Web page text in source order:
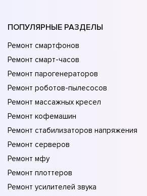
ПОПУЛЯРНЫЕ РАЗДЕЛЫ
Ремонт смартфонов
Ремонт смарт-часов
Ремонт парогенераторов
Ремонт роботов-пылесосов
Ремонт массажных кресел
Ремонт кофемашин
Ремонт стабилизаторов напряжения
Ремонт серверов
Ремонт мфу
Ремонт плоттеров
Ремонт усилителей звука